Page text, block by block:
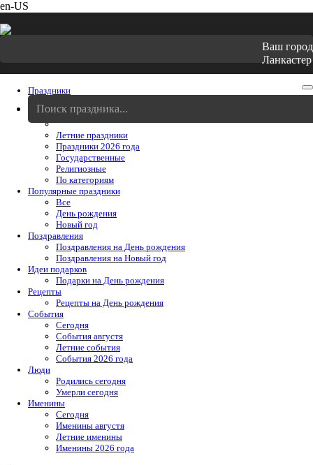
en-US
Ваш город
Ланкастер
Праздники
Праздники августя
Летние праздники
Праздники 2026 года
Государственные
Религиозные
По категориям
Популярные праздники
Все
День рождения
Новый год
Поздравления
Поздравления на День рождения
Поздравления на Новый год
Идеи подарков
Подарки на День рождения
Рецепты
Рецепты на День рождения
События
Cегодня
События августя
Летние события
События 2026 года
Люди
Родились сегодня
Умерли сегодня
Именины
Cегодня
Именины августя
Летние именины
Именины 2026 года